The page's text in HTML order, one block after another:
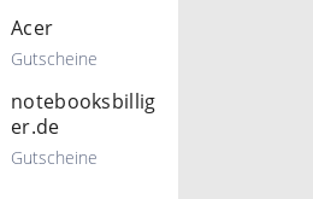
Acer
Gutscheine
notebooksbillig
er.de
Gutscheine